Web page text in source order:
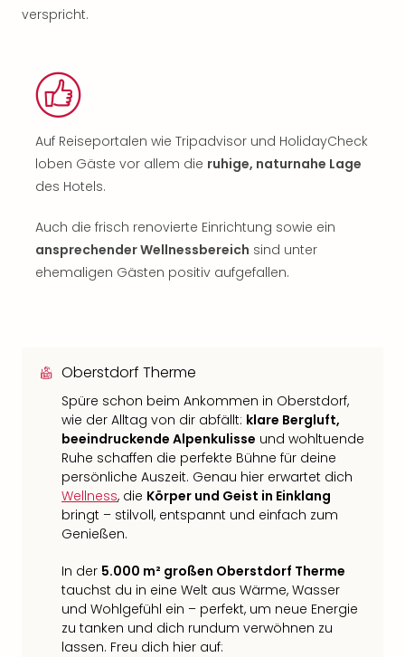
verspricht.
Auf Reiseportalen wie Tripadvisor und HolidayCheck
loben Gäste vor allem die ruhige, naturnahe Lage
des Hotels.
Auch die frisch renovierte Einrichtung sowie ein
ansprechender Wellnessbereich sind unter
ehemaligen Gästen positiv aufgefallen.
Oberstdorf Therme
Spüre schon beim Ankommen in Oberstdorf,
wie der Alltag von dir abfällt: klare Bergluft,
beeindruckende Alpenkulisse und wohltuende
Ruhe schaffen die perfekte Bühne für deine
persönliche Auszeit. Genau hier erwartet dich
Wellness, die Körper und Geist in Einklang
bringt – stilvoll, entspannt und einfach zum
Genießen.
In der 5.000 m² großen Oberstdorf Therme
tauchst du in eine Welt aus Wärme, Wasser
und Wohlgefühl ein – perfekt, um neue Energie
zu tanken und dich rundum verwöhnen zu
lassen. Freu dich hier auf: